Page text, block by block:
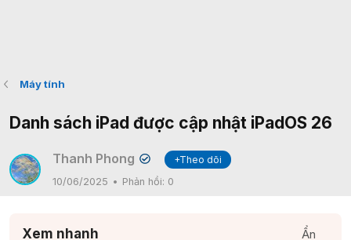
Máy tính
Danh sách iPad được cập nhật iPadOS 26
Thanh Phong ✔
+Theo dõi
10/06/2025
Phản hồi: 0
Xem nhanh
Ẩn